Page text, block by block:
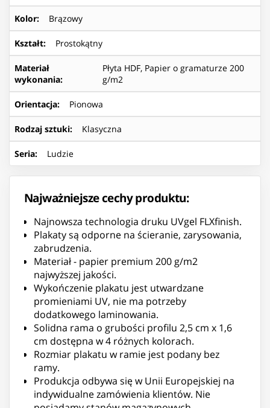
Kolor: Brązowy
Kształt: Prostokątny
Materiał
wykonania:
Płyta HDF, Papier o gramaturze 200
g/m2
Orientacja: Pionowa
Rodzaj sztuki: Klasyczna
Seria: Ludzie
Najważniejsze cechy produktu:
Najnowsza technologia druku UVgel FLXfinish.
Plakaty są odporne na ścieranie, zarysowania,
zabrudzenia.
Materiał - papier premium 200 g/m2
najwyższej jakości.
Wykończenie plakatu jest utwardzane
promieniami UV, nie ma potrzeby
dodatkowego laminowania.
Solidna rama o grubości profilu 2,5 cm x 1,6
cm dostępna w 4 różnych kolorach.
Rozmiar plakatu w ramie jest podany bez
ramy.
Produkcja odbywa się w Unii Europejskiej na
indywidualne zamówienia klientów. Nie